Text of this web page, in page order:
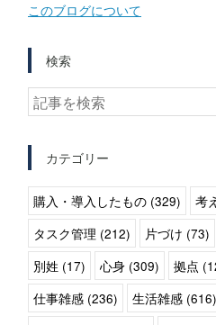
このブログについて
検索
カテゴリー
購入・導入したもの (329)
考
タスク管理 (212)
片づけ (73)
別姓 (17)
心身 (309) 拠点
仕事雑感 (236)
生活雑感 (616)